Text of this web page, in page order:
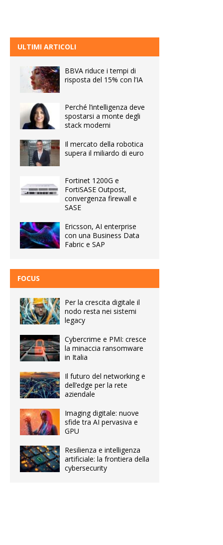
ULTIMI ARTICOLI
BBVA riduce i tempi di
risposta del 15% con l’IA
Perché l’intelligenza deve
spostarsi a monte degli
stack moderni
Il mercato della robotica
supera il miliardo di euro
Fortinet 1200G e
FortiSASE Outpost,
convergenza firewall e
SASE
Ericsson, AI enterprise
con una Business Data
Fabric e SAP
FOCUS
Per la crescita digitale il
nodo resta nei sistemi
legacy
Cybercrime e PMI: cresce
la minaccia ransomware
in Italia
Il futuro del networking e
dell’edge per la rete
aziendale
Imaging digitale: nuove
sfide tra AI pervasiva e
GPU
Resilienza e intelligenza
artificiale: la frontiera della
cybersecurity